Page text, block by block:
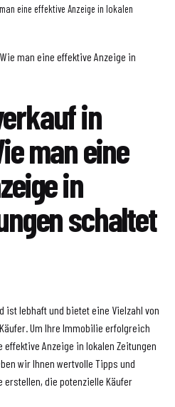
eine effektive Anzeige in lokalen
man eine effektive Anzeige in
in
man eine
in
schaltet
ist lebhaft und bietet eine Vielzahl von
Um Ihre Immobilie erfolgreich
Anzeige in lokalen Zeitungen
wir Ihnen wertvolle Tipps und
erstellen, die potenzielle Käufer